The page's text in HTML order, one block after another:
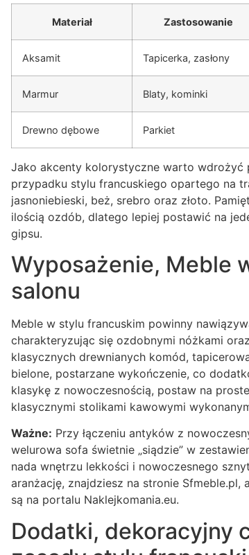
Materiał Zastosowanie
Aksamit Tapicerka, zasłony
Marmur Blaty, kominki
Drewno dębowe Parkiet
Jako akcenty kolorystyczne warto wdrożyć
przypadku stylu francuskiego opartego na
jasnoniebieski, beż, srebro oraz złoto.
ilością ozdób, dlatego lepiej postawić na
gipsu.
Wyposażenie, Meble
salonu
Meble w stylu francuskim powinny
charakteryzując się ozdobnymi nóżkami
klasycznych drewnianych komód,
bielone, postarzane wykończenie, co
klasykę z nowoczesnością, postaw na
klasycznymi stolikami kawowymi
Ważne: Przy łączeniu antyków z
welurowa sofa świetnie „siądzie” w
nada wnętrzu lekkości i nowoczesnego
aranżację, znajdziesz na stronie
są na portalu Naklejkomania.eu.
Dodatki, dekoracyjny